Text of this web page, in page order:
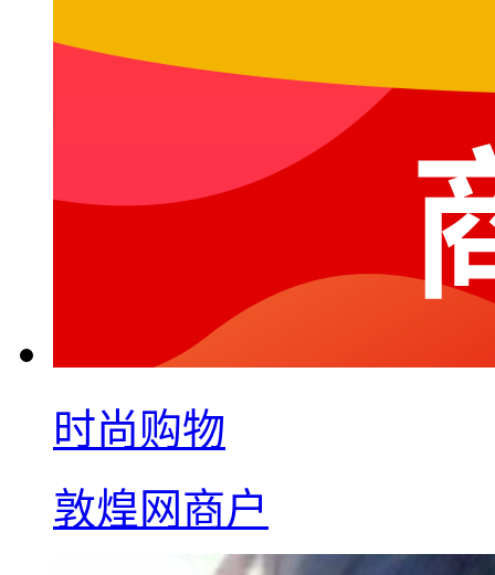
时尚购物
敦煌网商户